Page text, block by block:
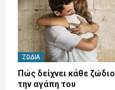
ΖΏΔΙΑ
Πώς δείχνει κάθε ζώδιο
την αγάπη του